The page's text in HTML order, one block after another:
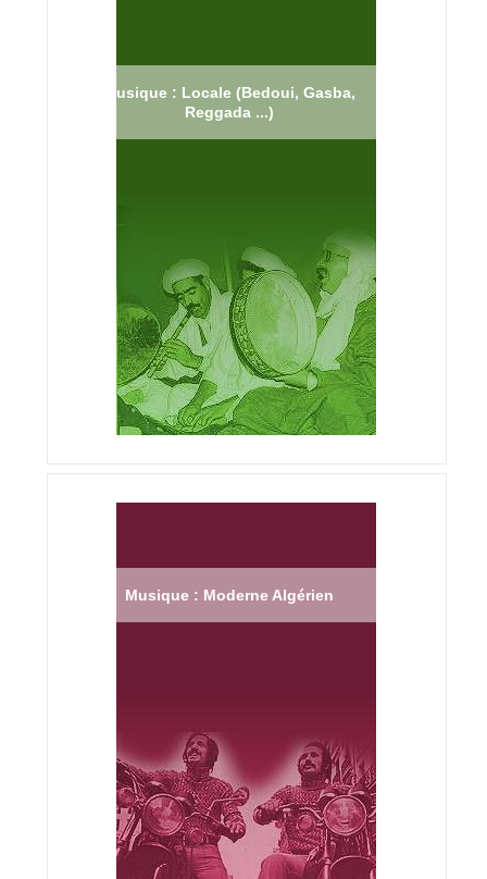
Musique : Locale (Bedoui, Gasba,
Reggada ...)
Musique : Moderne Algérien